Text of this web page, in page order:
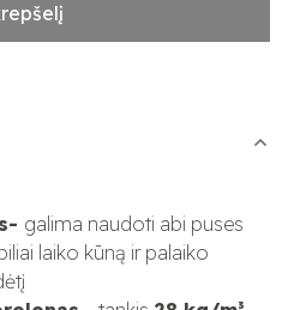
galima naudoti abi puses
laiko kūną ir palaiko